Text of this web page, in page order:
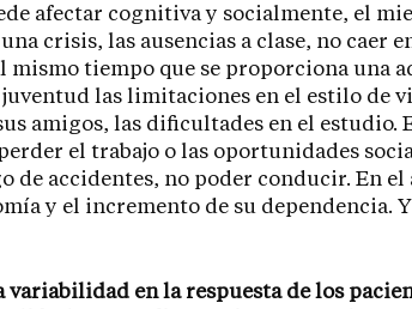
afectar cognitiva y socialmente, el
crisis, las ausencias a clase, no caer
mismo tiempo que se proporciona una
las limitaciones en el estilo de
amigos, las dificultades en el estudio.
el trabajo o las oportunidades
de accidentes, no poder conducir. En el
y el incremento de su dependencia.
variabilidad en la respuesta de los